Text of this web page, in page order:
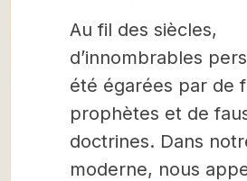
Au fil des siècles,
d’innombrables
été égarées par de
prophètes et de
doctrines. Dans
moderne, nous